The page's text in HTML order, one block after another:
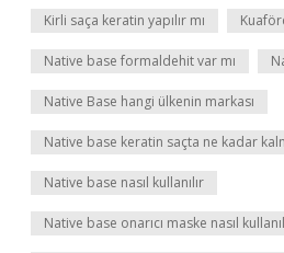
Kirli saça keratin yapılır mı
Native base formaldehit var mı
Native Base hangi ülkenin markası
Native base keratin saçta ne kadar
Native base nasıl kullanılır
Native base onarıcı maske nasıl